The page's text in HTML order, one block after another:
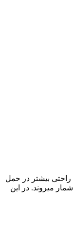
راحتی بیشتر در حمل
میروند. در این